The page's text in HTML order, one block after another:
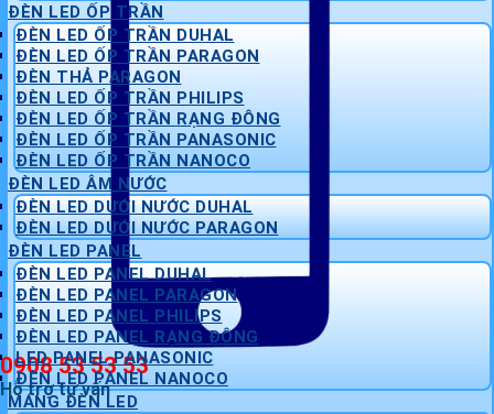
0908 53 53 53
Hỗ trợ tư vấn
ĐÈN LED ỐP TRẦN
ĐÈN LED ỐP TRẦN DUHAL
ĐÈN LED ỐP TRẦN PARAGON
ĐÈN THẢ PARAGON
ĐÈN LED ỐP TRẦN PHILIPS
ĐÈN LED ỐP TRẦN RẠNG ĐÔNG
ĐÈN LED ỐP TRẦN PANASONIC
ĐÈN LED ỐP TRẦN NANOCO
ĐÈN LED ÂM NƯỚC
ĐÈN LED DƯỚI NƯỚC DUHAL
ĐÈN LED DƯỚI NƯỚC PARAGON
ĐÈN LED PANEL
ĐÈN LED PANEL DUHAL
ĐÈN LED PANEL PARAGON
ĐÈN LED PANEL PHILIPS
ĐÈN LED PANEL RẠNG ĐÔNG
LED PANEL PANASONIC
ĐÈN LED PANEL NANOCO
MÁNG ĐÈN LED